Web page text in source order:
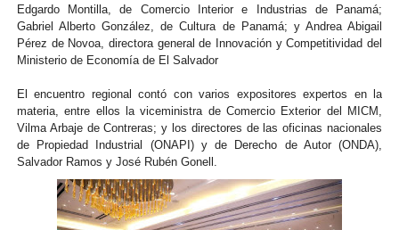
Edgardo Montilla, de Comercio Interior e Industrias de Panamá;
Gabriel Alberto González, de Cultura de Panamá; y Andrea Abigail
Pérez de Novoa, directora general de Innovación y Competitividad del
Ministerio de Economía de El Salvador
El encuentro regional contó con varios expositores expertos en la
materia, entre ellos la viceministra de Comercio Exterior del MICM,
Vilma Arbaje de Contreras; y los directores de las oficinas nacionales
de Propiedad Industrial (ONAPI) y de Derecho de Autor (ONDA),
Salvador Ramos y José Rubén Gonell.